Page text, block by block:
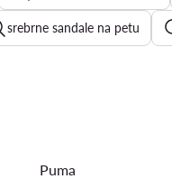
srebrne sandale na petu
Puma